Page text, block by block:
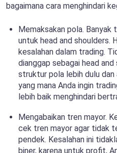
bagaimana cara menghindari
Memaksakan pola.
untuk head and shoulders.
kesalahan dalam trading.
dianggap sebagai head
struktur pola lebih dulu dan
yang mana Anda ingin
lebih baik menghindari
Mengabaikan tren mayor.
cek tren mayor agar tidak
pendek. Kesalahan ini
biner, karena untuk profit,